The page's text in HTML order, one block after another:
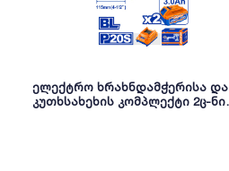
ელექტრო ხრახნდამჭერისა და
კუთხსახეხის კომპლექტი 2ც-ნი